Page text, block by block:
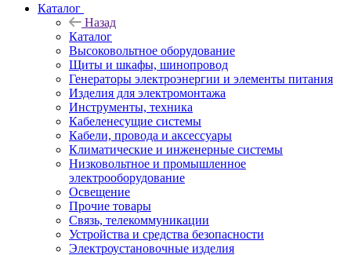
Каталог
Назад
Каталог
Высоковольтное оборудование
Щиты и шкафы, шинопровод
Генераторы электроэнергии и элементы питания
Изделия для электромонтажа
Инструменты, техника
Кабеленесущие системы
Кабели, провода и аксессуары
Климатические и инженерные системы
Низковольтное и промышленное
электрооборудование
Освещение
Прочие товары
Связь, телекоммуникации
Устройства и средства безопасности
Электроустановочные изделия